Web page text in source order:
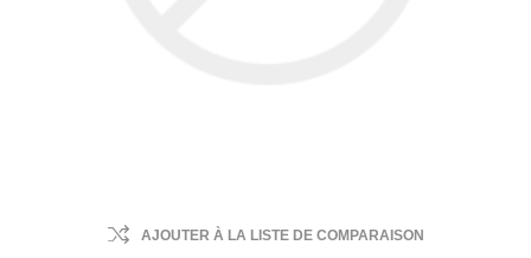
AJOUTER À LA LISTE DE COMPARAISON